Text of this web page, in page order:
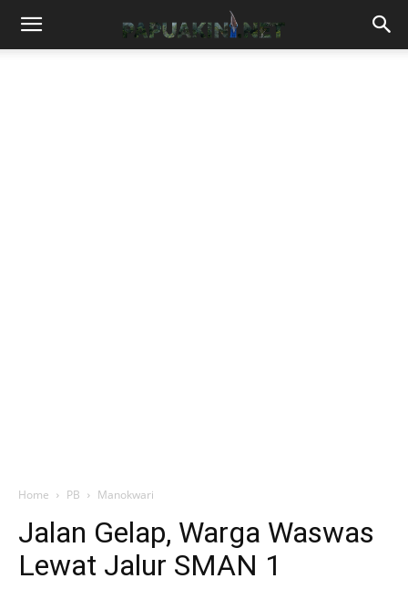
Home PB Manokwari
Jalan Gelap, Warga Waswas
Lewat Jalur SMAN 1